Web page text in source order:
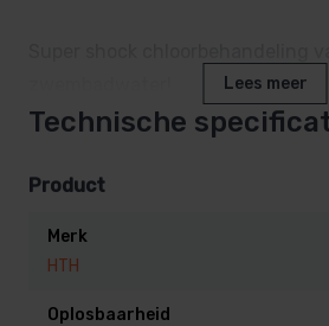
* Sneloplossend granulaat
* Permanent beschikbaar
Lees meer
Technische
Product
Merk
HTH
Oplosbaarheid